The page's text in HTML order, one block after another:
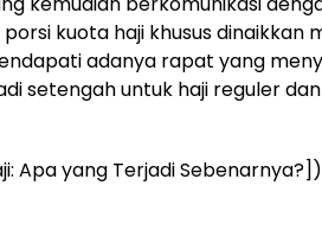
kuota haji khusus dinaikkan
adanya rapat yang
setengah untuk haji reguler
Apa yang Terjadi Sebenarnya?])